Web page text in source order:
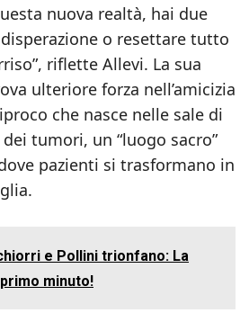
nuova realtà, hai due
o resettare tutto
riflette Allevi. La sua
ulteriore forza nell’amicizia
che nasce nelle sale di
tumori, un “luogo sacro”
pazienti si trasformano in
e Pollini trionfano: La
minuto!